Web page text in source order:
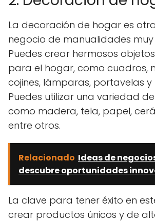
La decoración de hogar es
negocio de manualidades
Puedes crear hermosos
para el hogar, como cuadros,
cojines, lámparas, portavelas y
Puedes utilizar una variedad
como madera, tela, papel,
entre otros.
Relacionado Ideas de
descubre oportunidades
La clave para tener éxito en
crear productos únicos y de